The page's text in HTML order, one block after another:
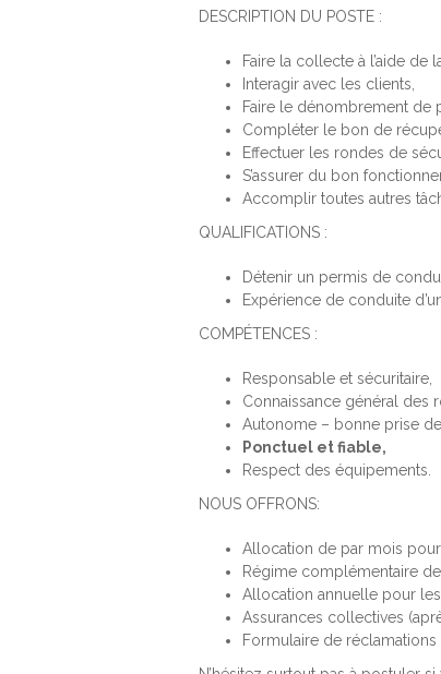
DESCRIPTION DU POSTE :
Faire la collecte à l’aide de
Interagir avec les clients,
Faire le dénombrement de
Compléter le bon de
Effectuer les rondes de
S’assurer du bon
Accomplir toutes autres
QUALIFICATIONS :
Détenir un permis de
Expérience de conduite
COMPÉTENCES :
Responsable et sécuritaire,
Connaissance général des
Autonome – bonne prise
Ponctuel et fiable,
Respect des équipements.
NOUS OFFRONS:
Allocation de par mois
Régime complémentaire
Allocation annuelle pour les
Assurances collectives
Formulaire de réclamations